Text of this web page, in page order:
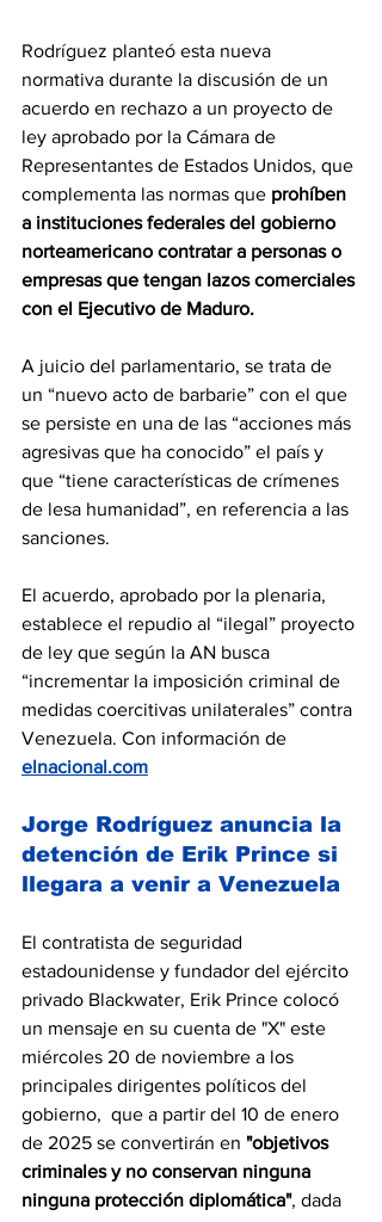
Rodríguez planteó esta nueva
normativa durante la discusión de un
acuerdo en rechazo a un proyecto de
ley aprobado por la Cámara de
Representantes de Estados Unidos, que
complementa las normas que prohíben
a instituciones federales del gobierno
norteamericano contratar a personas o
empresas que tengan lazos comerciales
con el Ejecutivo de Maduro.
A juicio del parlamentario, se trata de
un “nuevo acto de barbarie” con el que
se persiste en una de las “acciones más
agresivas que ha conocido” el país y
que “tiene características de crímenes
de lesa humanidad”, en referencia a las
sanciones.
El acuerdo, aprobado por la plenaria,
establece el repudio al “ilegal” proyecto
de ley que según la AN busca
“incrementar la imposición criminal de
medidas coercitivas unilaterales” contra
Venezuela. Con información de
elnacional.com
Jorge Rodríguez anuncia la
detención de Erik Prince si
llegara a venir a Venezuela
El contratista de seguridad
estadounidense y fundador del ejército
privado Blackwater, Erik Prince colocó
un mensaje en su cuenta de "X" este
miércoles 20 de noviembre a los
principales dirigentes políticos del
gobierno,  que a partir del 10 de enero
de 2025 se convertirán en "objetivos
criminales y no conservan ninguna
ninguna protección diplomática", dada